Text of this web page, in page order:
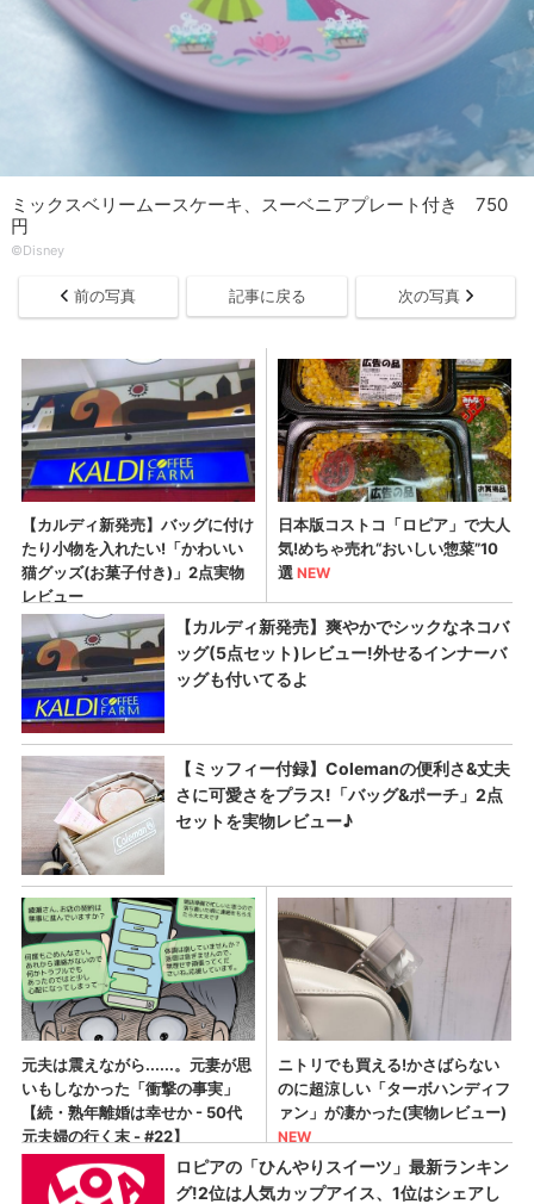
ミックスベリームースケーキ、スーベニアプレート付き 750
円
©Disney
前の写真 記事に戻る 次の写真